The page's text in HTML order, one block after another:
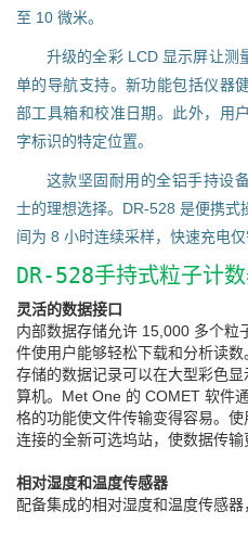
至 10 微米。
升级的全彩 LCD 显示屏让测
单的导航支持。新功能包括仪器
部工具箱和校准日期。此外，用
字标识的特定位置。
这款坚固耐用的全铝手持设
士的理想选择。DR-528 是便携
间为 8 小时连续采样，快速充电仅
DR-528手持式粒子计数
灵活的数据接口
内部数据存储允许 15,000 多个粒
件使用户能够轻松下载和分析读数
存储的数据记录可以在大型彩色
算机。Met One 的 COMET 软件
格的功能使文件传输变得容易。
连接的全新可选坞站，使数据传输
相对湿度和温度传感器
配备集成的相对湿度和温度传感器